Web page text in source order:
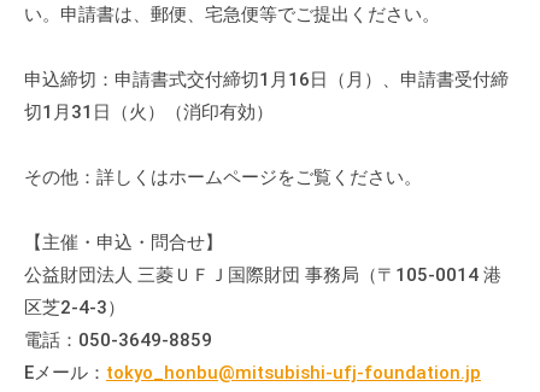
る
合
的
情
交
場
で
す
い。申請書は、郵便、宅急便等でご提出ください。
申込締切：申請書式交付締切1月16日（月）、申請書受付締
切1月31日（火）（消印有効）
その他：詳しくはホームページをご覧ください。
【主催・申込・問合せ】
公益財団法人 三菱ＵＦＪ国際財団 事務局（〒105-0014 港
区芝2-4-3）
電話：050-3649-8859
Eメール： tokyo_honbu@mitsubishi-ufj-foundation.jp